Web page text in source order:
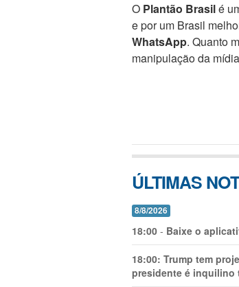
O Plantão Brasilé
e por um Brasil
WhatsApp. Quanto
manipulação da
ÚLTIMAS
8/8/2026
18:00 - Baixe o
18:00: Trump tem
presidente é inquilino